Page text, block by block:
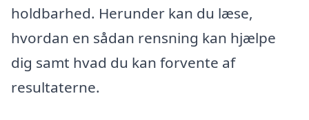
holdbarhed. Herunder kan du læse,
hvordan en sådan rensning kan hjælpe
dig samt hvad du kan forvente af
resultaterne.